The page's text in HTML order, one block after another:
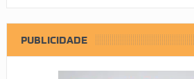
PUBLICIDADE